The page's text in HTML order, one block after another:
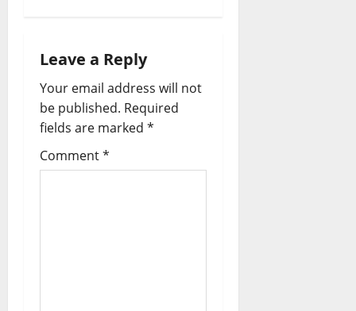
v
i
g
a
Leave a Reply
Your email address will not
be published. Required
fields are marked *
Comment*